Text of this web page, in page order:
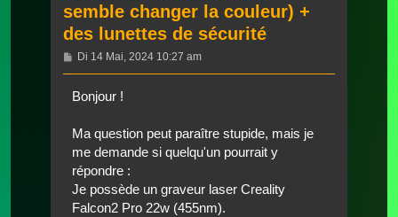
semble changer la couleur) +
des lunettes de sécurité
Beitrag
Di 14 Mai, 2024 10:27 am
Bonjour !
Ma question peut paraître stupide, mais je
me demande si quelqu'un pourrait y
répondre :
Je possède un graveur laser Creality
Falcon2 Pro 22w (455nm).